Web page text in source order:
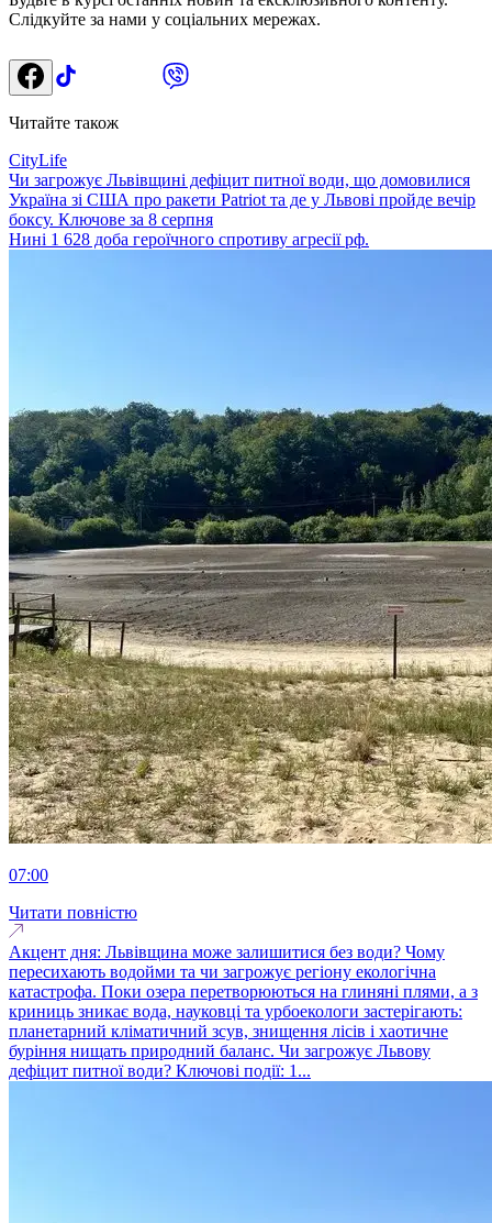
Слідкуйте за нами у соціальних мережах.
Читайте також
CityLife
Чи загрожує Львівщині дефіцит питної води, що домовилися
Україна зі США про ракети Patriot та де у Львові пройде вечір
боксу. Ключове за 8 серпня
Нині 1 628 доба героїчного спротиву агресії рф.
07:00
Читати повністю
Акцент дня: Львівщина може залишитися без води? Чому
пересихають водойми та чи загрожує регіону екологічна
катастрофа. Поки озера перетворюються на глиняні плями, а з
криниць зникає вода, науковці та урбоекологи застерігають:
планетарний кліматичний зсув, знищення лісів і хаотичне
буріння нищать природний баланс. Чи загрожує Львову
дефіцит питної води? Ключові події: 1...